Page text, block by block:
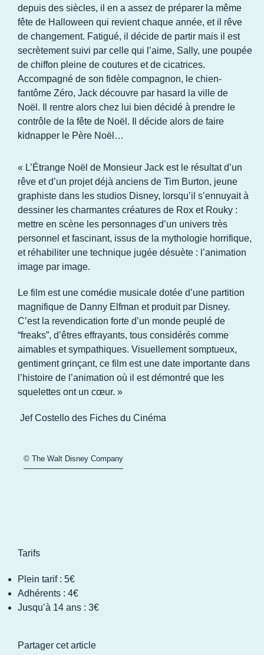
depuis des siècles, il en a assez de préparer la même
fête de Halloween qui revient chaque année, et il rêve
de changement. Fatigué, il décide de partir mais il est
secrètement suivi par celle qui l’aime, Sally, une poupée
de chiffon pleine de coutures et de cicatrices.
Accompagné de son fidèle compagnon, le chien-
fantôme Zéro, Jack découvre par hasard la ville de
Noël. Il rentre alors chez lui bien décidé à prendre le
contrôle de la fête de Noël. Il décide alors de faire
kidnapper le Père Noël…
« L’Étrange Noël de Monsieur Jack est le résultat d’un
rêve et d’un projet déjà anciens de Tim Burton, jeune
graphiste dans les studios Disney, lorsqu’il s’ennuyait à
dessiner les charmantes créatures de Rox et Rouky :
mettre en scène les personnages d’un univers très
personnel et fascinant, issus de la mythologie horrifique,
et réhabiliter une technique jugée désuète : l’animation
image par image.
Le film est une comédie musicale dotée d’une partition
magnifique de Danny Elfman et produit par Disney.
C’est la revendication forte d’un monde peuplé de
“freaks”, d’êtres effrayants, tous considérés comme
aimables et sympathiques. Visuellement somptueux,
gentiment grinçant, ce film est une date importante dans
l’histoire de l’animation où il est démontré que les
squelettes ont un cœur. »
Jef Costello des Fiches du Cinéma
© The Walt Disney Company
Tarifs
Plein tarif : 5€
Adhérents : 4€
Jusqu’à 14 ans : 3€
Partager cet article